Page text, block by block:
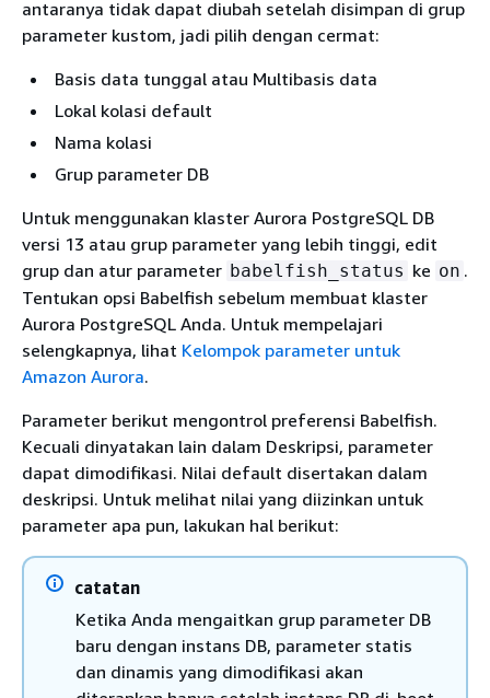
antaranya tidak dapat diubah setelah disimpan di grup
parameter kustom, jadi pilih dengan cermat:
Basis data tunggal atau Multibasis data
Lokal kolasi default
Nama kolasi
Grup parameter DB
Untuk menggunakan klaster Aurora PostgreSQL DB
versi 13 atau grup parameter yang lebih tinggi, edit
grup dan atur parameter babelfish_status ke on .
Tentukan opsi Babelfish sebelum membuat klaster
Aurora PostgreSQL Anda. Untuk mempelajari
selengkapnya, lihat Kelompok parameter untuk
Amazon Aurora.
Parameter berikut mengontrol preferensi Babelfish.
Kecuali dinyatakan lain dalam Deskripsi, parameter
dapat dimodifikasi. Nilai default disertakan dalam
deskripsi. Untuk melihat nilai yang diizinkan untuk
parameter apa pun, lakukan hal berikut:
catatan
Ketika Anda mengaitkan grup parameter DB
baru dengan instans DB, parameter statis
dan dinamis yang dimodifikasi akan